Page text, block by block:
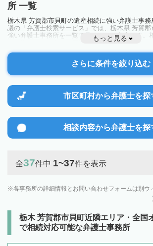
所 一覧
栃木県 芳賀郡市貝町の遺産相続に強い弁護士事
議の「弁護士検索サービス」では、栃木県 芳賀郡
強い弁護士事務所を一覧で見ることが出来ます。
みを抱えている方は一度近隣の弁護士に相談して
もっと見る
さらに条件を絞り込む
市区町村から弁護士を探
相談内容から弁護士を探
全37件中 1~37件を表示
各事務所の詳細情報とお問い合わせフォームは別ウ
栃木 芳賀郡市貝町近隣エリア・全国
で相続対応可能な弁護士事務所